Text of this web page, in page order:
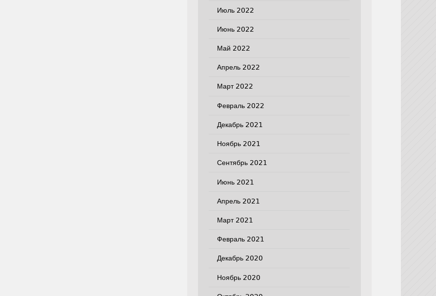
Июль 2022
Июнь 2022
Май 2022
Апрель 2022
Март 2022
Февраль 2022
Декабрь 2021
Ноябрь 2021
Сентябрь 2021
Июнь 2021
Апрель 2021
Март 2021
Февраль 2021
Декабрь 2020
Ноябрь 2020